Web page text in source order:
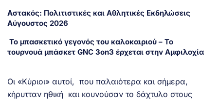
Αστακός: Πολιτιστικές και Αθλητικές Εκδηλώσεις
Αύγουστος 2026
Το μπασκετικό γεγονός του καλοκαιριού – Το
τουρνουά μπάσκετ GNC 3on3 έρχεται στην Αμφιλοχία
Οι «Κύριοι» αυτοί, που παλαιότερα και σήμερα,
κήρυτταν ηθική και κουνούσαν το δάχτυλο στους